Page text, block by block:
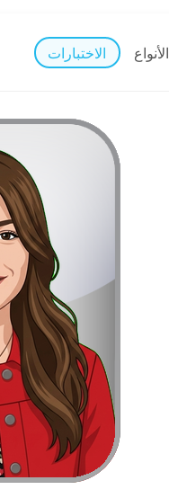
الاختبارات الأنواع